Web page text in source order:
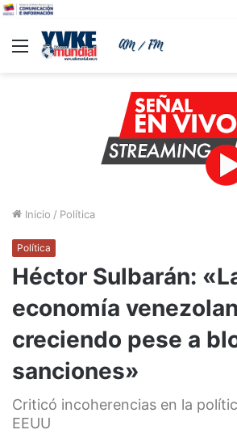
Menu
Inicio / Política
Política
Héctor Sulbarán:
economía
creciendo pese a
sanciones»
Criticó incoherencias en la
EEUU